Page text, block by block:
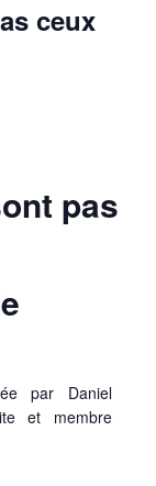
ceux
pas
par Daniel
et membre